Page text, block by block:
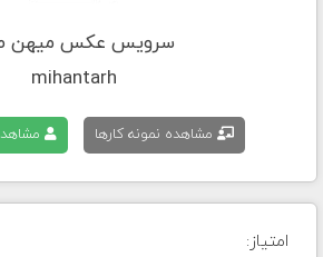
سرویس عکس میهن
mihantarh
مشاهده نمونه کارها
امتیاز: